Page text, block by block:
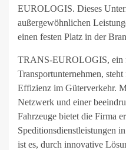
EUROLOGIS. Dieses
außergewöhnlichen
einen festen Platz in der
TRANS-EUROLOGIS, ein
Transportunternehmen,
Effizienz im Güterverkehr.
Netzwerk und einer
Fahrzeuge bietet die Firma
Speditionsdienstleistungen
ist es, durch innovative